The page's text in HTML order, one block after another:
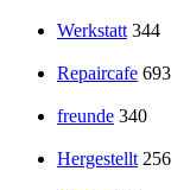
Werkstatt 344
Repaircafe 693
freunde 340
Hergestellt 256